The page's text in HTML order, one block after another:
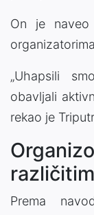
On je
„Uhapsili
obavljali
rekao je
Prema